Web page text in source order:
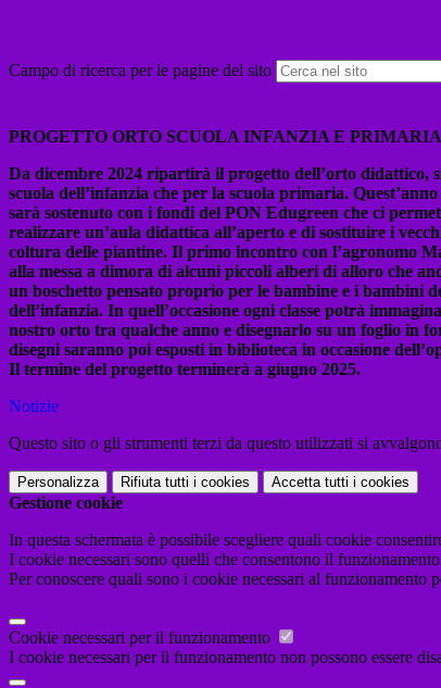
Campo di ricerca per le pagine del sito
PROGETTO ORTO SCUOLA INFANZIA E PRIMARIA
Da dicembre 2024 ripartirà il progetto dell’orto didattico,
scuola dell’infanzia che per la scuola primaria.
sarà sostenuto con i fondi del PON Edugreen che ci
realizzare un’aula didattica all’aperto e di sostituire i
coltura delle piantine. Il primo incontro con l’agronomo
alla messa a dimora di alcuni piccoli alberi di alloro che
un boschetto pensato proprio per le bambine e i bambini
dell’infanzia. In quell’occasione ogni classe potrà
nostro orto tra qualche anno e disegnarlo su un foglio in
disegni saranno poi esposti in biblioteca in occasione
Il termine del progetto terminerà a giugno 2025.
Notizie
Questo sito o gli strumenti terzi da questo utilizzati si
Personalizza Rifiuta tutti i cookies Accetta tutti i cookies
Gestione cookie
In questa schermata è possibile scegliere quali cookie
I cookie necessari sono quelli che consentono il
Per conoscere quali sono i cookie necessari al funzionamento
Cookie necessari per il funzionamento
I cookie necessari per il funzionamento non possono essere